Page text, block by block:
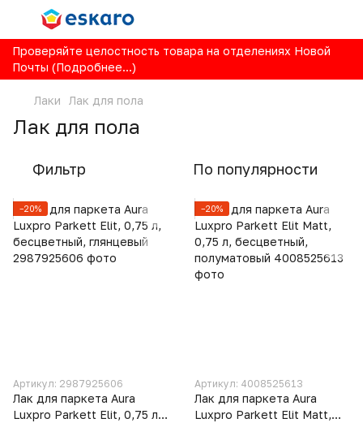
Проверяйте целостность товара на отделениях Новой
Почты (Подробнее...)
Лаки Лак для пола
Лак для пола
Фильтр По популярности
−20%
Артикул: 2987925606
Лак для паркета Aura
Luxpro Parkett Elit, 0,75 л,
−20%
Артикул: 4008525613
Лак для паркета Aura
Luxpro Parkett Elit Matt,